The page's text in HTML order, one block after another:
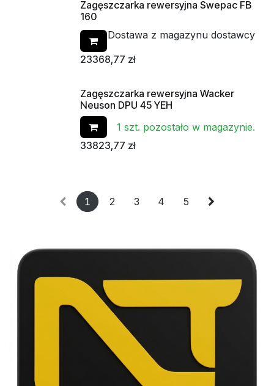
Zagęszczarka rewersyjna Swepac FB
160
Dostawa z magazynu dostawcy
23368,77 zł
Zagęszczarka rewersyjna Wacker
Neuson DPU 45 YEH
1 szt. pozostało w magazynie.
33823,77 zł
1 2 3 4 5